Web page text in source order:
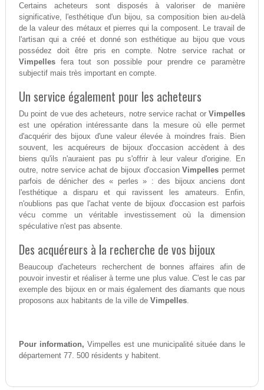
Certains acheteurs sont disposés à valoriser de manière
significative, l'esthétique d'un bijou, sa composition bien au-delà
de la valeur des métaux et pierres qui la composent. Le travail de
l'artisan qui a créé et donné son esthétique au bijou que vous
possédez doit être pris en compte. Notre service rachat or
Vimpellesfera tout son possible pour prendre ce paramètre
subjectif mais très important en compte.
Un service également pour les acheteurs
Du point de vue des acheteurs, notre service rachat orVimpelles
est une opération intéressante dans la mesure où elle permet
d'acquérir des bijoux d'une valeur élevée à moindres frais. Bien
souvent, les acquéreurs de bijoux d'occasion accèdent à des
biens qu'ils n'auraient pas pu s'offrir à leur valeur d'origine. En
outre, notre service achat de bijoux d'occasionVimpelles permet
parfois de dénicher des « perles » : des bijoux anciens dont
l'esthétique a disparu et qui ravissent les amateurs. Enfin,
n'oublions pas que l'achat vente de bijoux d'occasion est parfois
vécu comme un véritable investissement où la dimension
spéculative n'est pas absente.
Des acquéreurs à la recherche de vos bijoux
Beaucoup d'acheteurs recherchent de bonnes affaires afin de
pouvoir investir et réaliser à terme une plus value. C'est le cas par
exemple des bijoux en or mais également des diamants que nous
proposons aux habitants de la ville de Vimpelles.
Pour information, Vimpelles est une municipalité située dans le
département 77. 500 résidents y habitent.